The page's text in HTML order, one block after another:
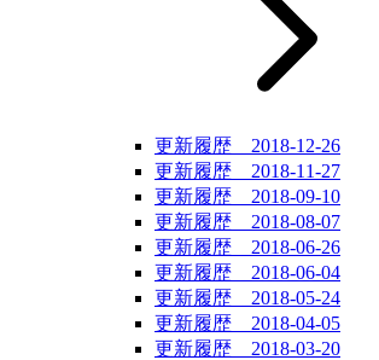
更新履歴 2018-12-26
更新履歴 2018-11-27
更新履歴 2018-09-10
更新履歴 2018-08-07
更新履歴 2018-06-26
更新履歴 2018-06-04
更新履歴 2018-05-24
更新履歴 2018-04-05
更新履歴 2018-03-20